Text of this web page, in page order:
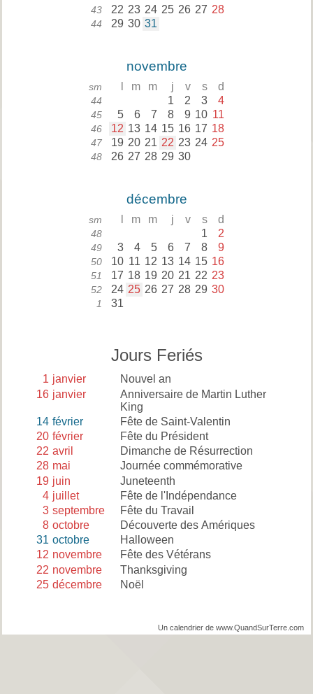
43 22 23 24 25 26 27 28
44 29 30 31
novembre
sm m m j v s d
44 1 2 3 4
45 5 6 7 8 9 10 11
46 12 13 14 15 16 17 18
47 19 20 21 22 23 24 25
48 26 27 28 29 30
décembre
sm m m j v s d
48 1 2
49 3 4 5 6 7 8 9
50 10 11 12 13 14 15 16
51 17 18 19 20 21 22 23
52 24 25 26 27 28 29 30
1 31
Jours Feriés
1 janvier
Nouvel an
16 janvier
Anniversaire de Martin Luther
King
14 février
Fête de Saint-Valentin
20 février
Fête du Président
22 avril
Dimanche de Résurrection
28 mai
Journée commémorative
19 juin
Juneteenth
4 juillet
Fête de l'Indépendance
3 septembre
Fête du Travail
8 octobre
Découverte des Amériques
31 octobre
Halloween
12 novembre
Fête des Vétérans
22 novembre
Thanksgiving
25 décembre Noël
Un calendrier de www.QuandSurTerre.com